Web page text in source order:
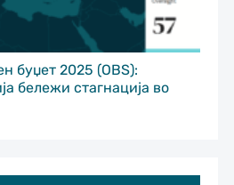
буџет 2025 (OBS):
бележи стагнација во